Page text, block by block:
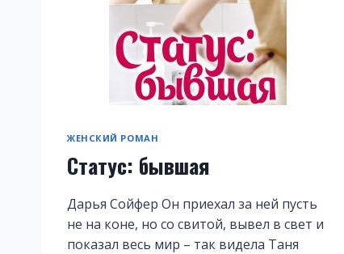
ЖЕНСКИЙ РОМАН
Статус: бывшая
Дарья Сойфер Он приехал за ней пусть
не на коне, но со свитой, вывел в свет и
показал весь мир – так видела Таня